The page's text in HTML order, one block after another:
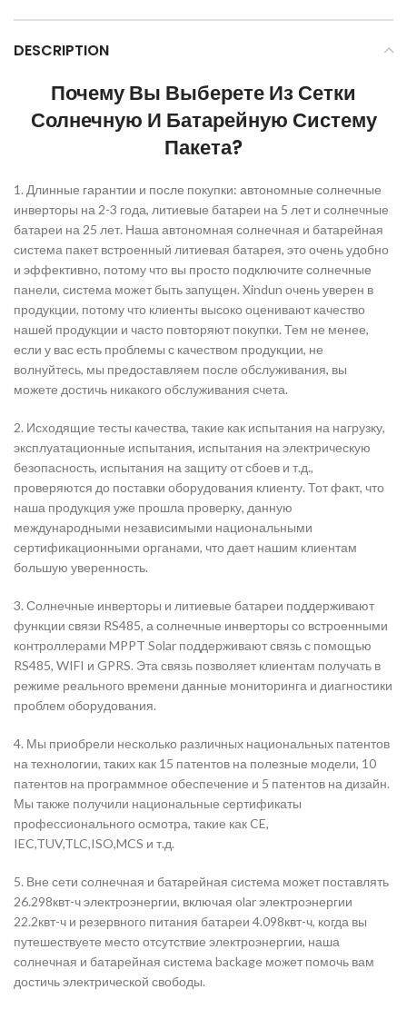
DESCRIPTION
Почему Вы Выберете Из Сетки
Солнечную И Батарейную Систему
Пакета?
1. Длинные гарантии и после покупки: автономные солнечные
инверторы на 2-3 года, литиевые батареи на 5 лет и солнечные
батареи на 25 лет. Наша автономная солнечная и батарейная
система пакет встроенный литиевая батарея, это очень удобно
и эффективно, потому что вы просто подключите солнечные
панели, система может быть запущен. Xindun очень уверен в
продукции, потому что клиенты высоко оценивают качество
нашей продукции и часто повторяют покупки. Тем не менее,
если у вас есть проблемы с качеством продукции, не
волнуйтесь, мы предоставляем после обслуживания, вы
можете достичь никакого обслуживания счета.
2. Исходящие тесты качества, такие как испытания на нагрузку,
эксплуатационные испытания, испытания на электрическую
безопасность, испытания на защиту от сбоев и т.д.,
проверяются до поставки оборудования клиенту. Тот факт, что
наша продукция уже прошла проверку, данную
международными независимыми национальными
сертификационными органами, что дает нашим клиентам
большую уверенность.
3. Солнечные инверторы и литиевые батареи поддерживают
функции связи RS485, а солнечные инверторы со встроенными
контроллерами MPPT Solar поддерживают связь с помощью
RS485, WIFI и GPRS. Эта связь позволяет клиентам получать в
режиме реального времени данные мониторинга и диагностики
проблем оборудования.
4. Мы приобрели несколько различных национальных патентов
на технологии, таких как 15 патентов на полезные модели, 10
патентов на программное обеспечение и 5 патентов на дизайн.
Мы также получили национальные сертификаты
профессионального осмотра, такие как CE,
IEC,TUV,TLC,ISO,MCS и т.д.
5. Вне сети солнечная и батарейная система может поставлять
26.298квт-ч электроэнергии, включая olar электроэнергии
22.2квт-ч и резервного питания батареи 4.098квт-ч, когда вы
путешествуете место отсутствие электроэнергии, наша
солнечная и батарейная система backage может помочь вам
достичь электрической свободы.